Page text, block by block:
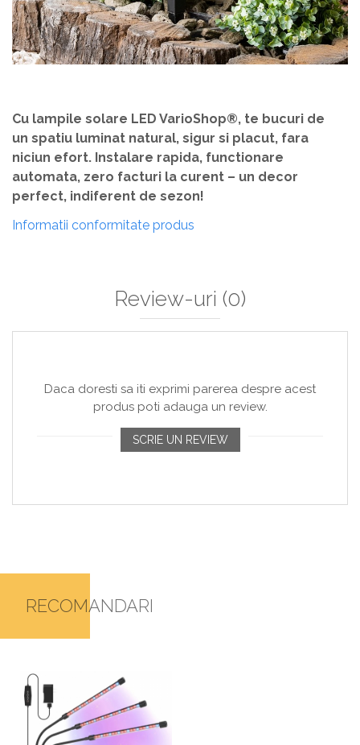
Cu lampile solare LED VarioShop®, te bucuri de
un spatiu luminat natural, sigur si placut, fara
niciun efort. Instalare rapida, functionare
automata, zero facturi la curent – un decor
perfect, indiferent de sezon!
Informatii conformitate produs
Review-uri (0)
Daca doresti sa iti exprimi parerea despre acest
produs poti adauga un review.
SCRIE UN REVIEW
RECOMANDARI